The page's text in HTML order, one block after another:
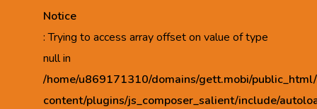
Notice
: Trying to access array offset on value of type
null in
/home/u869171310/domains/gett.mobi/
content/plugins/js_composer_salient/include/